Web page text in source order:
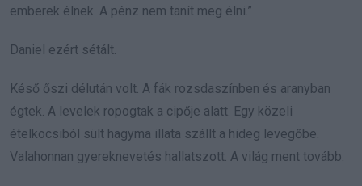
emberek élnek. A pénz nem tanít meg élni.”
Daniel ezért sétált.
Késő őszi délután volt. A fák rozsdaszínben és aranyban
égtek. A levelek ropogtak a cipője alatt. Egy közeli
ételkocsiból sült hagyma illata szállt a hideg levegőbe.
Valahonnan gyereknevetés hallatszott. A világ ment tovább.